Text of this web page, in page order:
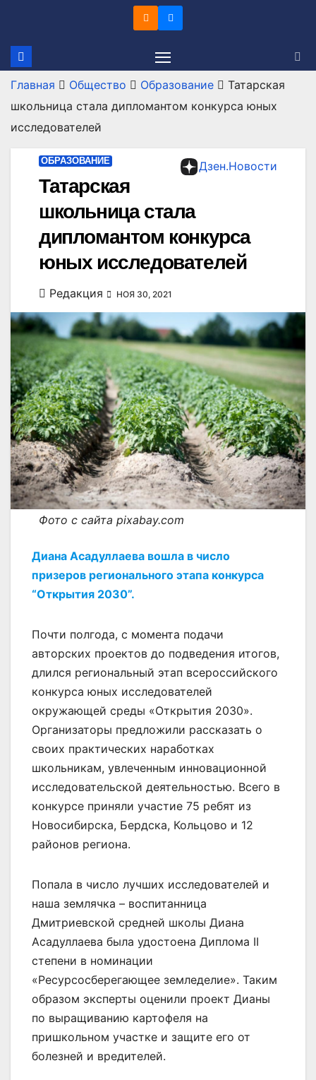
содержимому
Главная Общество Образование
Татарская
школьница стала дипломантом конкурса юных
исследователей
Дзен.Новости
ОБРАЗОВАНИЕ
Татарская
школьница стала
дипломантом конкурса
юных исследователей
Редакция НОЯ 30, 2021
Фото с сайта pixabay.com
Диана Асадуллаева вошла в число
призеров регионального этапа конкурса
“Открытия 2030”.
Почти полгода, с момента подачи
авторских проектов до подведения итогов,
длился региональный этап всероссийского
конкурса юных исследователей
окружающей среды «Открытия 2030».
Организаторы предложили рассказать о
своих практических наработках
школьникам, увлеченным инновационной
исследовательской деятельностью. Всего в
конкурсе приняли участие 75 ребят из
Новосибирска, Бердска, Кольцово и 12
районов региона.
Попала в число лучших исследователей и
наша землячка – воспитанница
Дмитриевской средней школы Диана
Асадуллаева была удостоена Диплома II
степени в номинации
«Ресурсосберегающее земледелие». Таким
образом эксперты оценили проект Дианы
по выращиванию картофеля на
пришкольном участке и защите его от
болезней и вредителей.